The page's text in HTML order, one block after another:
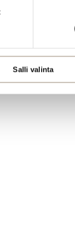
Salli valinta